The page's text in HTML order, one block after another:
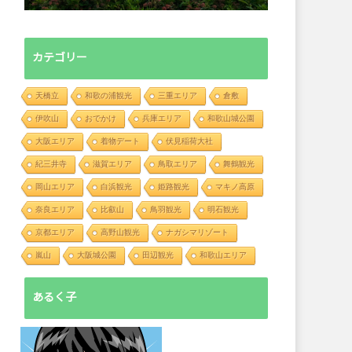
カテゴリー
天橋立 和歌の浦観光 三重エリア 倉敷
伊吹山 おでかけ 兵庫エリア 和歌山城公園
大阪エリア 着物デート 伏見稲荷大社
紀三井寺 滋賀エリア 鳥取エリア 舞鶴観光
岡山エリア 白浜観光 姫路観光 マキノ高原
奈良エリア 比叡山 鳥羽観光 明石観光
京都エリア 高野山観光 ナガシマリゾート
嵐山 大阪城公園 田辺観光 和歌山エリア
あるく子